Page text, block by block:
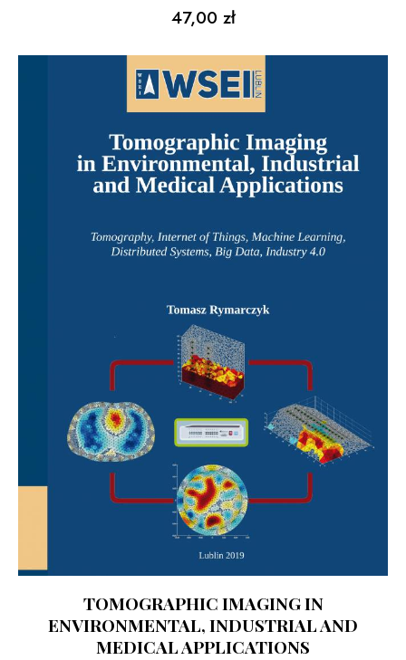
47,00 zł
TOMOGRAPHIC IMAGING IN
ENVIRONMENTAL, INDUSTRIAL AND
MEDICAL APPLICATIONS